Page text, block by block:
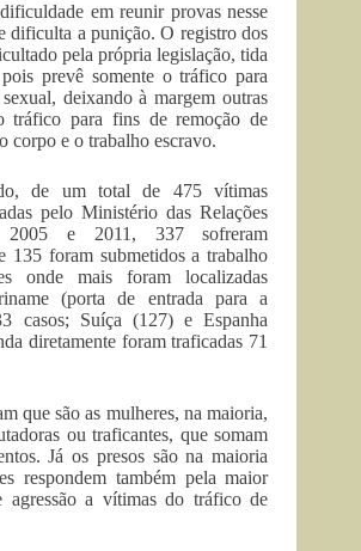
em reunir provas nesse
dificulta a punição. O registro dos
pela própria legislação, tida
prevê somente o tráfico para
deixando à margem outras
tráfico para fins de remoção de
corpo e o trabalho escravo.
de um total de 475 vítimas
pelo Ministério das Relações
2005 e 2011, 337 sofreram
135 foram submetidos a trabalho
onde mais foram localizadas
(porta de entrada para a
casos; Suíça (127) e Espanha
diretamente foram traficadas 71
que são as mulheres, na maioria,
ou traficantes, que somam
Já os presos são na maioria
respondem também pela maior
agressão a vítimas do tráfico de